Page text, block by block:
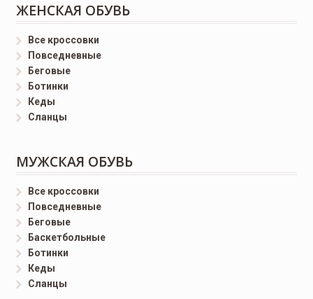
ЖЕНСКАЯ ОБУВЬ
Все кроссовки
Повседневные
Беговые
Ботинки
Кеды
Сланцы
МУЖСКАЯ ОБУВЬ
Все кроссовки
Повседневные
Беговые
Баскетбольные
Ботинки
Кеды
Сланцы